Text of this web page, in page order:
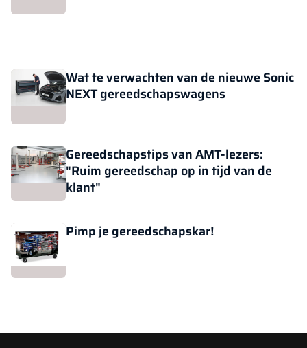
Wat te verwachten van de nieuwe Sonic
NEXT gereedschapswagens
Gereedschapstips van AMT-lezers:
"Ruim gereedschap op in tijd van de
klant"
Pimp je gereedschapskar!